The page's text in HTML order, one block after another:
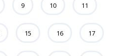
9 10 11
15 16 17